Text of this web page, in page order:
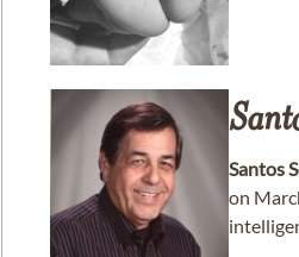
Santos
on